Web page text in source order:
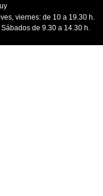
viernes: de 10 a 19.30 h.
de 9.30 a 14.30 h.